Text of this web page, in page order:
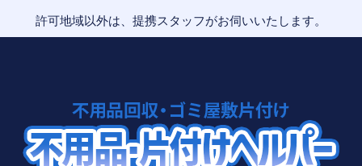
許可地域以外は、提携スタッフがお伺いいたします。